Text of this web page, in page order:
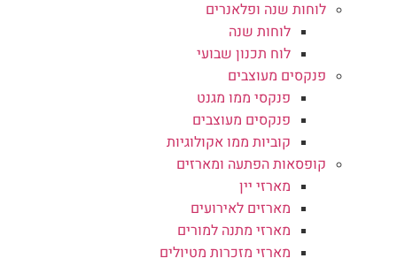
לוחות שנה ופלאנרים
לוחות שנה
לוח תכנון שבועי
פנקסים מעוצבים
פנקסי ממו מגנט
פנקסים מעוצבים
קוביות ממו אקולוגיות
קופסאות הפתעה ומארזים
מארזי יין
מארזים לאירועים
מארזי מתנה למורים
מארזי מזכרות מטיולים